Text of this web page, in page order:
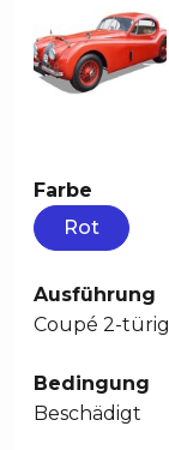
Farbe
Rot
Ausführung
Coupé 2-türig
Bedingung
Beschädigt